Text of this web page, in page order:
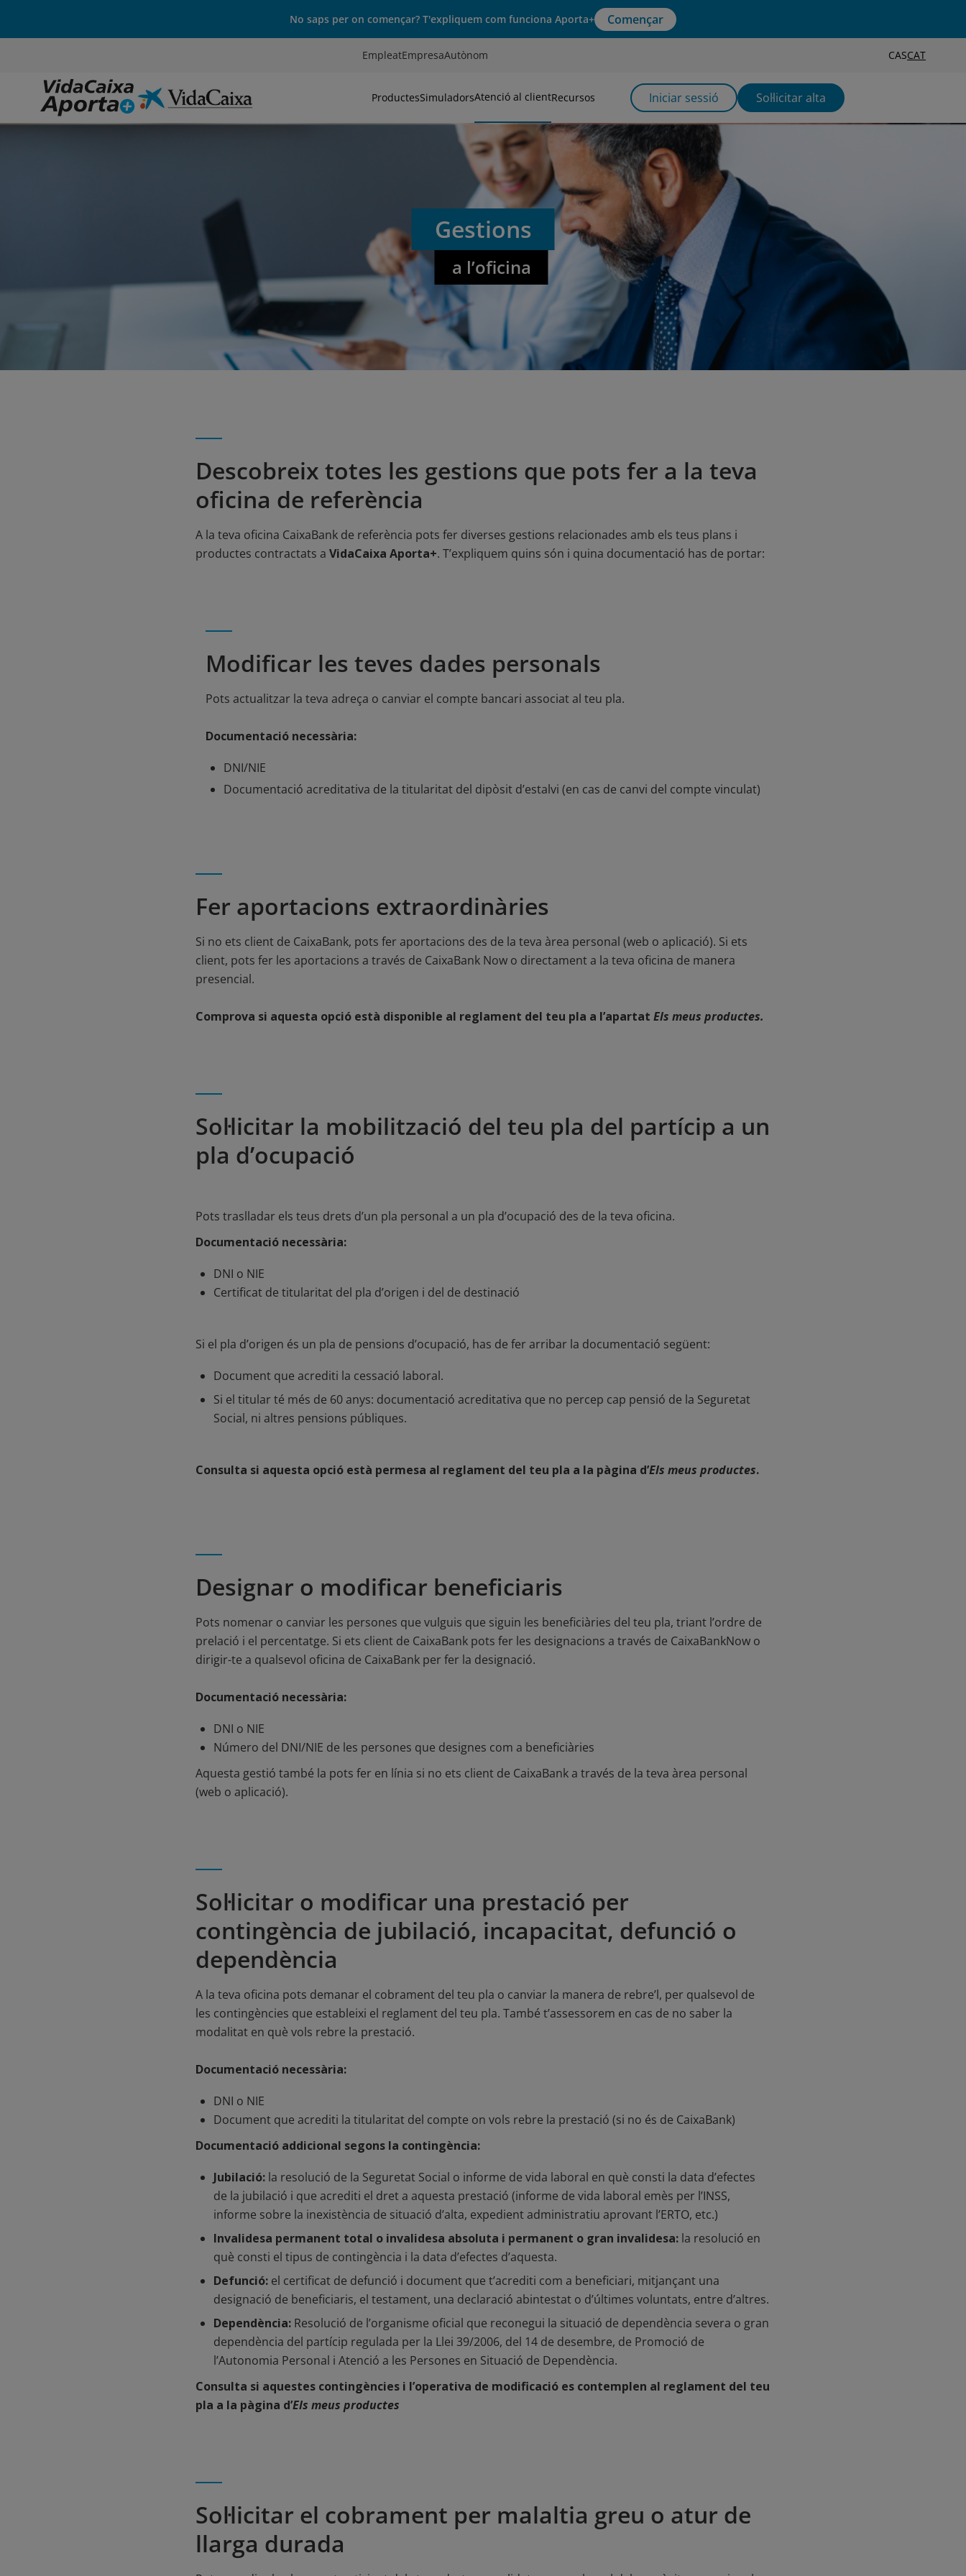
No saps per on començar? T'expliquem com funciona Aporta+ Començar
EmpleatEmpresaAutònom CASCAT
ProductesSimuladorsAtenció al clientRecursos Iniciar sessió Sol·licitar alta
Gestions
a l’oficina
Descobreix totes les gestions que pots fer a la teva
oficina de referència
A la teva oficina CaixaBank de referència pots fer diverses gestions relacionades amb els teus plans i
productes contractats a VidaCaixa Aporta+. T’expliquem quins són i quina documentació has de portar:
Modificar les teves dades personals
Pots actualitzar la teva adreça o canviar el compte bancari associat al teu pla.
Documentació necessària:
DNI/NIE
Documentació acreditativa de la titularitat del dipòsit d’estalvi (en cas de canvi del compte vinculat)
Fer aportacions extraordinàries
Si no ets client de CaixaBank, pots fer aportacions des de la teva àrea personal (web o aplicació). Si ets
client, pots fer les aportacions a través de CaixaBank Now o directament a la teva oficina de manera
presencial.
Comprova si aquesta opció està disponible al reglament del teu pla a l’apartat Els meus productes.
Sol·licitar la mobilització del teu pla del partícip a un
pla d’ocupació
Pots traslladar els teus drets d’un pla personal a un pla d’ocupació des de la teva oficina.
Documentació necessària:
DNI o NIE
Certificat de titularitat del pla d’origen i del de destinació
Si el pla d’origen és un pla de pensions d’ocupació, has de fer arribar la documentació següent:
Document que acrediti la cessació laboral.
Si el titular té més de 60 anys: documentació acreditativa que no percep cap pensió de la Seguretat
Social, ni altres pensions públiques.
Consulta si aquesta opció està permesa al reglament del teu pla a la pàgina d’Els meus productes.
Designar o modificar beneficiaris
Pots nomenar o canviar les persones que vulguis que siguin les beneficiàries del teu pla, triant l’ordre de
prelació i el percentatge. Si ets client de CaixaBank pots fer les designacions a través de CaixaBankNow o
dirigir-te a qualsevol oficina de CaixaBank per fer la designació.
Documentació necessària:
DNI o NIE
Número del DNI/NIE de les persones que designes com a beneficiàries
Aquesta gestió també la pots fer en línia si no ets client de CaixaBank a través de la teva àrea personal
(web o aplicació).
Sol·licitar o modificar una prestació per
contingència de jubilació, incapacitat, defunció o
dependència
A la teva oficina pots demanar el cobrament del teu pla o canviar la manera de rebre’l, per qualsevol de
les contingències que estableixi el reglament del teu pla. També t’assessorem en cas de no saber la
modalitat en què vols rebre la prestació.
Documentació necessària:
DNI o NIE
Document que acrediti la titularitat del compte on vols rebre la prestació (si no és de CaixaBank)
Documentació addicional segons la contingència:
Jubilació: la resolució de la Seguretat Social o informe de vida laboral en què consti la data d’efectes
de la jubilació i que acrediti el dret a aquesta prestació (informe de vida laboral emès per l’INSS,
informe sobre la inexistència de situació d’alta, expedient administratiu aprovant l’ERTO, etc.)
Invalidesa permanent total o invalidesa absoluta i permanent o gran invalidesa: la resolució en
què consti el tipus de contingència i la data d’efectes d’aquesta.
Defunció: el certificat de defunció i document que t’acrediti com a beneficiari, mitjançant una
designació de beneficiaris, el testament, una declaració abintestat o d’últimes voluntats, entre d’altres.
Dependència: Resolució de l’organisme oficial que reconegui la situació de dependència severa o gran
dependència del partícip regulada per la Llei 39/2006, del 14 de desembre, de Promoció de
l’Autonomia Personal i Atenció a les Persones en Situació de Dependència.
Consulta si aquestes contingències i l’operativa de modificació es contemplen al reglament del teu
pla a la pàgina d’Els meus productes
Sol·licitar el cobrament per malaltia greu o atur de
llarga durada